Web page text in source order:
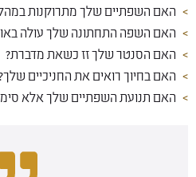
האם השפתיים שלך מתרוקנות
האם השפה התחתונה שלך עולה
האם הסנטר שלך זז כשאת מדברת?
האם בחיוך רואים את החניכיים
האם תנועת השפתיים שלך אלא